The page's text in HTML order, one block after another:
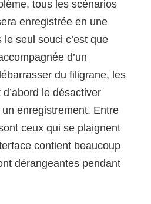
tous les scénarios
enregistrée en une
seul souci c’est que
d’un
du filigrane, les
le désactiver
enregistrement. Entre
ceux qui se plaignent
contient beaucoup
dérangeantes pendant